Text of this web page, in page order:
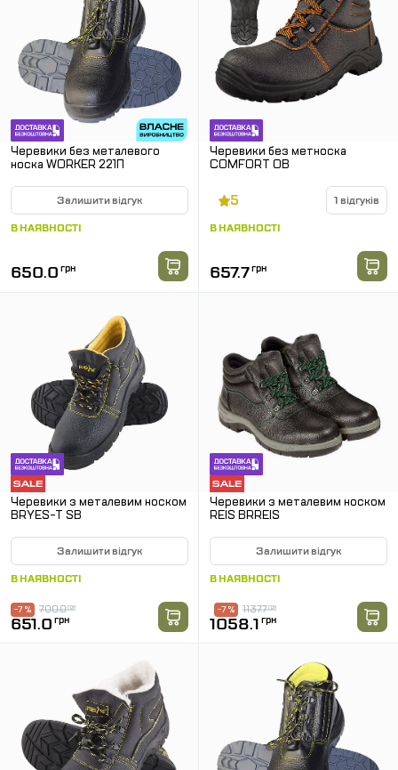
Черевики без металевого
носка WORKER 221П
Залишити відгук
В НАЯВНОСТІ
650.0 грн
Черевики без метноска
COMFORT OB
5 1 відгуків
В НАЯВНОСТІ
657.7грн
Черевики з металевим носком
BRYES-T SB
Залишити відгук
В НАЯВНОСТІ
700.0грн
-7 %
651.0 грн
Черевики з металевим носком
REIS BRREIS
Залишити відгук
В НАЯВНОСТІ
1137.7грн
-7 %
1058.1 грн